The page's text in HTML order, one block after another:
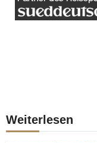
Weiterlesen